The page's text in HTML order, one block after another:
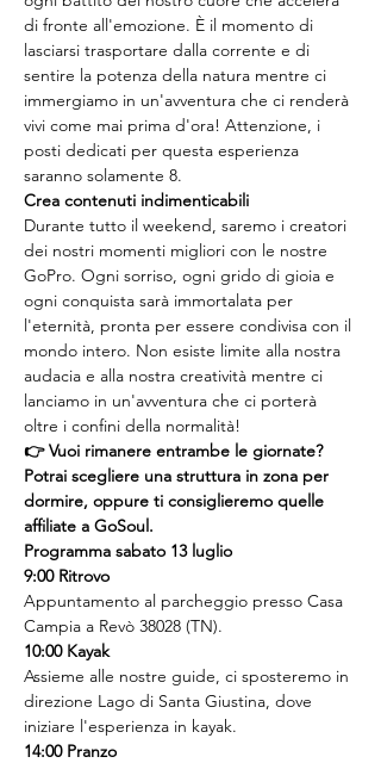
di fronte all'emozione. È il momento di
lasciarsi trasportare dalla corrente e di
sentire la potenza della natura mentre ci
immergiamo in un'avventura che ci renderà
vivi come mai prima d'ora! Attenzione, i
posti dedicati per questa esperienza
saranno solamente 8.
Crea contenuti indimenticabili
Durante tutto il weekend, saremo i creatori
dei nostri momenti migliori con le nostre
GoPro. Ogni sorriso, ogni grido di gioia e
ogni conquista sarà immortalata per
l'eternità, pronta per essere condivisa con il
mondo intero. Non esiste limite alla nostra
audacia e alla nostra creatività mentre ci
lanciamo in un'avventura che ci porterà
oltre i confini della normalità!
👉 Vuoi rimanere entrambe le giornate?
Potrai scegliere una struttura in zona per
dormire, oppure ti consiglieremo quelle
affiliate a GoSoul.
Programma sabato 13 luglio
9:00 Ritrovo
Appuntamento al parcheggio presso Casa
Campia a Revò 38028 (TN).
10:00 Kayak
Assieme alle nostre guide, ci sposteremo in
direzione Lago di Santa Giustina, dove
iniziare l'esperienza in kayak.
14:00 Pranzo